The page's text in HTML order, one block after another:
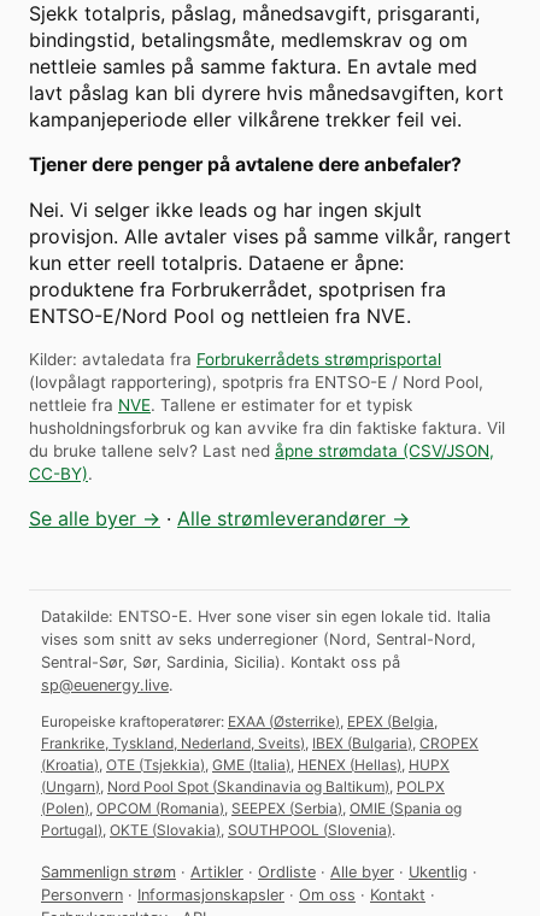
Sjekk totalpris, påslag, månedsavgift, prisgaranti,
bindingstid, betalingsmåte, medlemskrav og om
nettleie samles på samme faktura. En avtale med
lavt påslag kan bli dyrere hvis månedsavgiften, kort
kampanjeperiode eller vilkårene trekker feil vei.
Tjener dere penger på avtalene dere anbefaler?
Nei. Vi selger ikke leads og har ingen skjult
provisjon. Alle avtaler vises på samme vilkår, rangert
kun etter reell totalpris. Dataene er åpne:
produktene fra Forbrukerrådet, spotprisen fra
ENTSO-E/Nord Pool og nettleien fra NVE.
Kilder: avtaledata fra Forbrukerrådets strømprisportal
(lovpålagt rapportering), spotpris fra ENTSO-E / Nord Pool,
nettleie fra NVE. Tallene er estimater for et typisk
husholdningsforbruk og kan avvike fra din faktiske faktura. Vil
du bruke tallene selv? Last ned åpne strømdata (CSV/JSON,
CC-BY).
Se alle byer → · Alle strømleverandører →
Datakilde: ENTSO-E. Hver sone viser sin egen lokale tid. Italia
vises som snitt av seks underregioner (Nord, Sentral-Nord,
Sentral-Sør, Sør, Sardinia, Sicilia). Kontakt oss på
sp@euenergy.live.
Europeiske kraftoperatører: EXAA (Østerrike), EPEX (Belgia,
Frankrike, Tyskland, Nederland, Sveits), IBEX (Bulgaria), CROPEX
(Kroatia), OTE (Tsjekkia), GME (Italia), HENEX (Hellas), HUPX
(Ungarn), Nord Pool Spot (Skandinavia og Baltikum), POLPX
(Polen), OPCOM (Romania), SEEPEX (Serbia), OMIE (Spania og
Portugal), OKTE (Slovakia), SOUTHPOOL (Slovenia).
Sammenlign strøm · Artikler · Ordliste · Alle byer · Ukentlig ·
Personvern · Informasjonskapsler · Om oss · Kontakt ·